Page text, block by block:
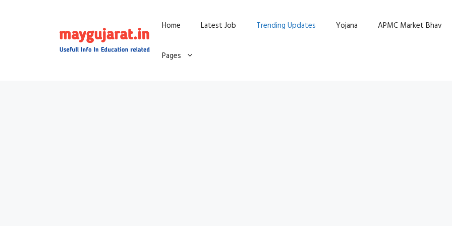
Home Latest Job Trending Updates Yojana APMC Market Bhav
Pages